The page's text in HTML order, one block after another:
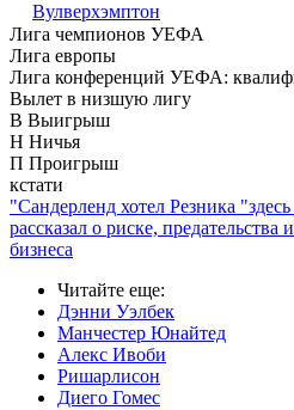
Вулверхэмптон
Лига чемпионов УЕФА
Лига европы
Лига конференций УЕФА:
Вылет в низшую лигу
В Выигрыш
Н Ничья
П Проигрыш
кстати
"Сандерленд хотел Резника
рассказал о риске, предательства
бизнеса
Читайте еще:
Дэнни Уэлбек
Манчестер Юнайтед
Алекс Ивоби
Ришарлисон
Диего Гомес